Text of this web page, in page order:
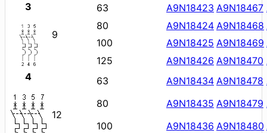
3
9
63 A9N18423 A9N18467
80
A9N18424 A9N18468
100
A9N18425 A9N18469
125
A9N18426 A9N18470
4
12
63 A9N18434 A9N18478
80
A9N18435 A9N18479
100
A9N18436 A9N18480